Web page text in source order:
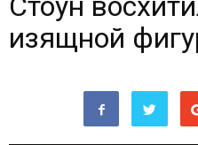
изящной